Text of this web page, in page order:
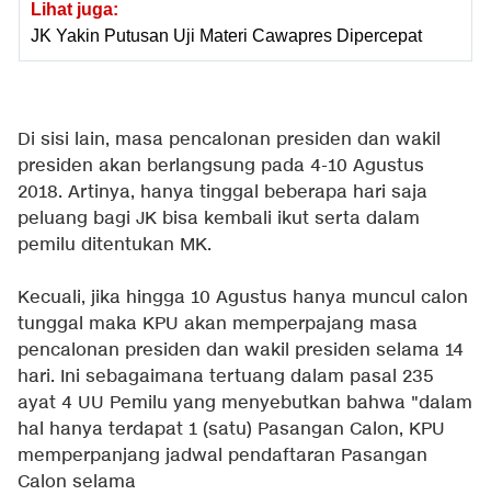
Lihat juga:
JK Yakin Putusan Uji Materi Cawapres Dipercepat
Di sisi lain, masa pencalonan presiden dan wakil
presiden akan berlangsung pada 4-10 Agustus
2018. Artinya, hanya tinggal beberapa hari saja
peluang bagi JK bisa kembali ikut serta dalam
pemilu ditentukan MK.
Kecuali, jika hingga 10 Agustus hanya muncul calon
tunggal maka KPU akan memperpajang masa
pencalonan presiden dan wakil presiden selama 14
hari. Ini sebagaimana tertuang dalam pasal 235
ayat 4 UU Pemilu yang menyebutkan bahwa "dalam
hal hanya terdapat 1 (satu) Pasangan Calon, KPU
memperpanjang jadwal pendaftaran Pasangan
Calon selama